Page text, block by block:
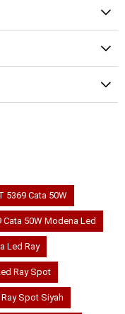
5369 Cata 50W
Cata 50W Modena Led
Led Ray
Ray Spot
Spot Siyah